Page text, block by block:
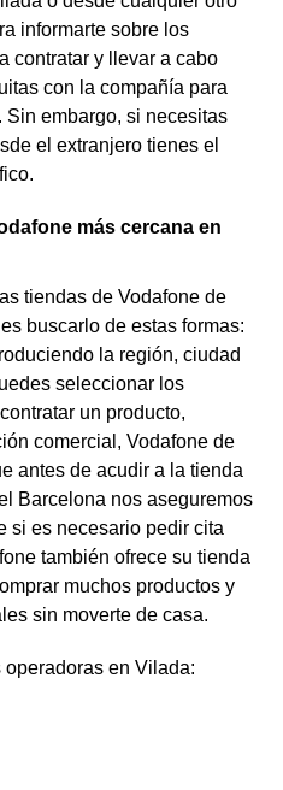
informarte sobre los
contratar y llevar a cabo
con la compañía para
embargo, si necesitas
el extranjero tienes el
más cercana en
tiendas de Vodafone de
buscarlo de estas formas:
la región, ciudad
seleccionar los
un producto,
comercial, Vodafone de
antes de acudir a la tienda
Barcelona nos aseguremos
si es necesario pedir cita
también ofrece su tienda
muchos productos y
sin moverte de casa.
operadoras en Vilada: